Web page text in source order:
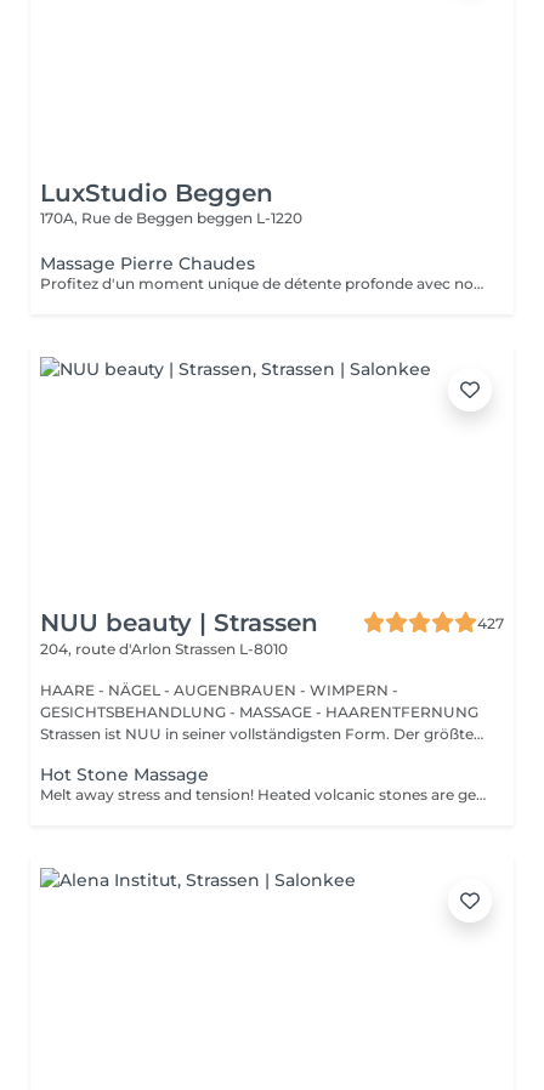
LuxStudio Beggen
170A, Rue de Beggen beggen L-1220
Massage Pierre Chaudes
Profitez d'un moment unique de détente profonde avec notre massage aux pierres chaudes, disponible en séances de 60 ou 90 minutes. Nos esthéticiennes spécialisées appliquent des pierres de basalte chauffées stratégiquement le long du corps, en combinant des mouvements doux et des techniques traditionnelles de massage. La chaleur des pierres pénètre profondément dans les muscles, favorisant la détente et le soulagement des tensions. En plus des bienfaits physiques, tels que l'amélioration de la circulation sanguine et le soulagement des douleurs musculaires, la thérapie contribue à l'équilibre mental en réduisant le stress et l'anxiété. La combinaison unique de chaleur et de massage offre une expérience thérapeutique complète, revitalisant à la fois le corps et l'esprit. Laissez-vous envelopper par la chaleur réconfortante des pierres et embarquez pour un voyage vers le bien-être total. Le temps de préparation et d'installation de la cliente est inclus dans la période choisie, garantissant que chaque minute soit dédiée à votre bien-être.
NUU beauty | Strassen
427
204, route d'Arlon Strassen L-8010
HAARE - NÄGEL - AUGENBRAUEN - WIMPERN -
GESICHTSBEHANDLUNG - MASSAGE - HAARENTFERNUNG
Strassen ist NUU in seiner vollständigsten Form. Der größte
Hot Stone Massage
Melt away stress and tension! Heated volcanic stones are gently placed and massaged over the body to warm the muscles, increase circulation, and promote a deep state of relaxation. Perfect for relieving tension, easing anxiety, and restoring inner calm. Age restrictions: there are no age restrictions for this procedure. Post procedure recommendations: do not do sport and any sharp movements 2-3 hours after the procedure. Frequency: 1-2 times per week, 10 times in total. Repeat once in 3-6 months.